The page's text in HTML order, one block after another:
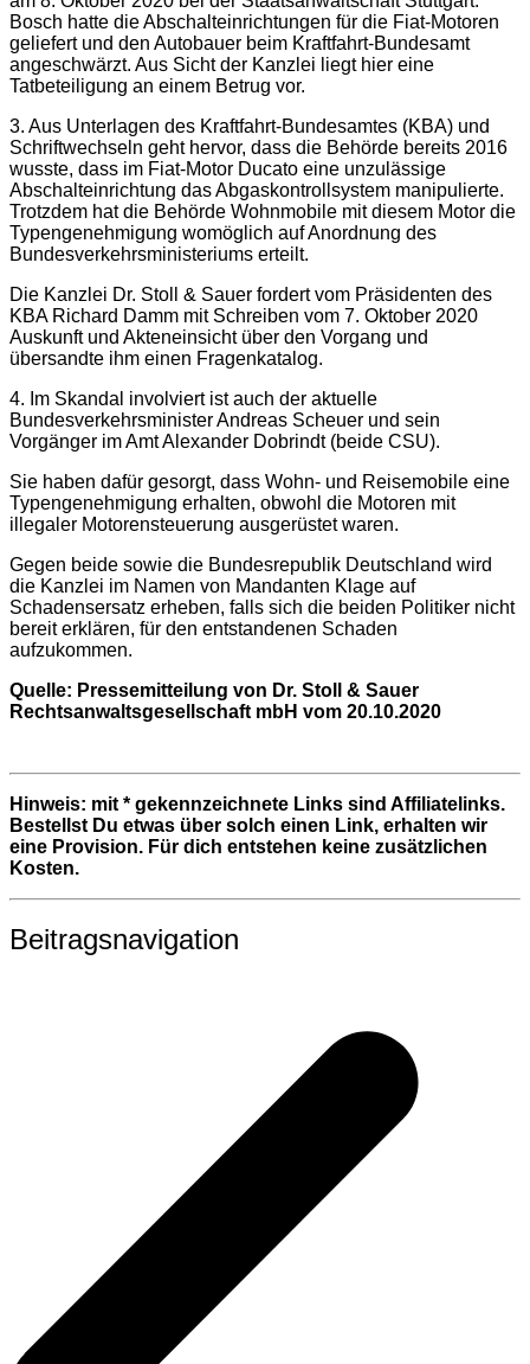
Bosch hatte die Abschalteinrichtungen für die Fiat-Motoren
geliefert und den Autobauer beim Kraftfahrt-Bundesamt
angeschwärzt. Aus Sicht der Kanzlei liegt hier eine
Tatbeteiligung an einem Betrug vor.
3. Aus Unterlagen des Kraftfahrt-Bundesamtes (KBA) und
Schriftwechseln geht hervor, dass die Behörde bereits 2016
wusste, dass im Fiat-Motor Ducato eine unzulässige
Abschalteinrichtung das Abgaskontrollsystem manipulierte.
Trotzdem hat die Behörde Wohnmobile mit diesem Motor die
Typengenehmigung womöglich auf Anordnung des
Bundesverkehrsministeriums erteilt.
Die Kanzlei Dr. Stoll & Sauer fordert vom Präsidenten des
KBA Richard Damm mit Schreiben vom 7. Oktober 2020
Auskunft und Akteneinsicht über den Vorgang und
übersandte ihm einen Fragenkatalog.
4. Im Skandal involviert ist auch der aktuelle
Bundesverkehrsminister Andreas Scheuer und sein
Vorgänger im Amt Alexander Dobrindt (beide CSU).
Sie haben dafür gesorgt, dass Wohn- und Reisemobile eine
Typengenehmigung erhalten, obwohl die Motoren mit
illegaler Motorensteuerung ausgerüstet waren.
Gegen beide sowie die Bundesrepublik Deutschland wird
die Kanzlei im Namen von Mandanten Klage auf
Schadensersatz erheben, falls sich die beiden Politiker nicht
bereit erklären, für den entstandenen Schaden
aufzukommen.
Quelle: Pressemitteilung von Dr. Stoll & Sauer
Rechtsanwaltsgesellschaft mbH vom 20.10.2020
Hinweis: mit * gekennzeichnete Links sind Affiliatelinks.
Bestellst Du etwas über solch einen Link, erhalten wir
eine Provision. Für dich entstehen keine zusätzlichen
Kosten.
Beitragsnavigation